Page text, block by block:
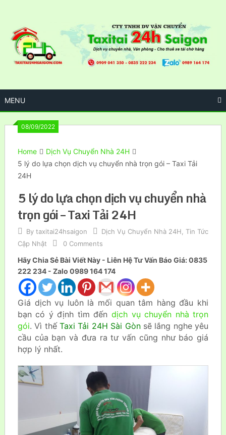
content
MENU
08/09/2022
Home
Dịch Vụ Chuyển Nhà 24H
5 lý do lựa chọn dịch vụ chuyển nhà trọn gói – Taxi Tải
24H
5 lý do lựa chọn dịch vụ chuyển nhà
trọn gói – Taxi Tải 24H
By taxitai24hsaigon Dịch Vụ Chuyển Nhà 24H
Tin Tức
Cập Nhật
0 Comments
Hãy Chia Sẻ Bài Viết Này - Liên Hệ Tư Vấn Báo Giá: 0835
222 234 - Zalo 0989 164 174
Giá dịch vụ luôn là mối quan tâm hàng đầu khi
bạn có ý định tìm đến dịch vụ chuyển nhà trọn
gói. Vì thếTaxi Tải 24H Sài Gònsẽ lắng nghe yêu
cầu của bạn và đưa ra tư vấn cũng như báo giá
hợp lý nhất.